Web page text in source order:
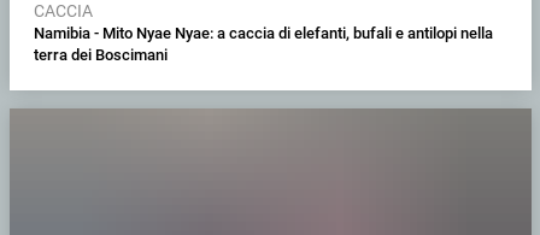
CACCIA
Namibia - Mito Nyae Nyae: a caccia di elefanti, bufali e antilopi nella
terra dei Boscimani